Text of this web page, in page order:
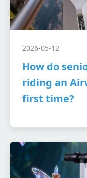
2026-05-12
How do
riding an
first time?